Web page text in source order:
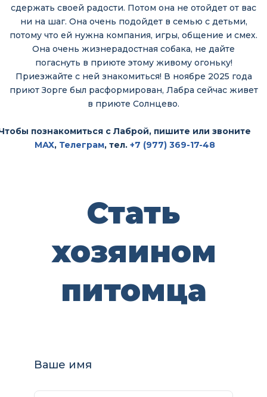
сдержать своей радости. Потом она не отойдет от вас
ни на шаг. Она очень подойдет в семью с детьми,
потому что ей нужна компания, игры, общение и смех.
Она очень жизнерадостная собака, не дайте
погаснуть в приюте этому живому огоньку!
Приезжайте с ней знакомиться! В ноябре 2025 года
приют Зорге был расформирован, Лабра сейчас живет
в приюте Солнцево.
познакомиться с Лаброй, пишите или звоните
МАХ, Телеграм, тел. +7 (977) 369-17-48
Стать
хозяином
питомца
Ваше имя